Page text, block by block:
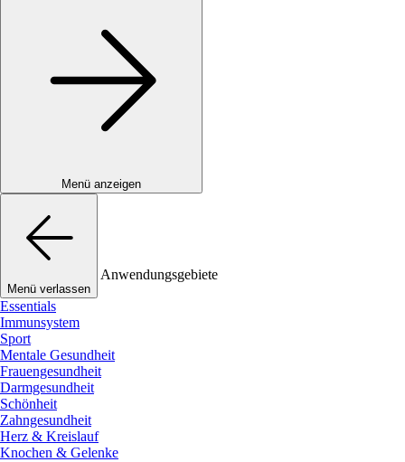
Menü anzeigen
Menü verlassen
Anwendungsgebiete
Essentials
Immunsystem
Sport
Mentale Gesundheit
Frauengesundheit
Darmgesundheit
Schönheit
Zahngesundheit
Herz & Kreislauf
Knochen & Gelenke